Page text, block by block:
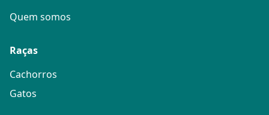
Quem somos
Raças
Cachorros
Gatos